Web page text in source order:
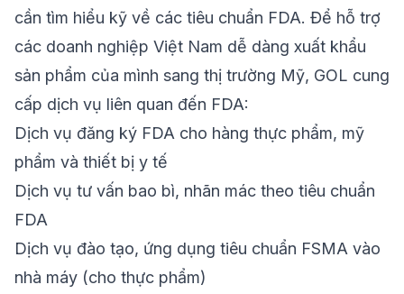
cần tìm hiểu kỹ về các tiêu chuẩn FDA. Để hỗ trợ
các doanh nghiệp Việt Nam dễ dàng xuất khẩu
sản phẩm của mình sang thị trường Mỹ, GOL cung
cấp dịch vụ liên quan đến FDA:
Dịch vụ đăng ký FDA cho hàng thực phẩm, mỹ
phẩm và thiết bị y tế
Dịch vụ tư vấn bao bì, nhãn mác theo tiêu chuẩn
FDA
Dịch vụ đào tạo, ứng dụng tiêu chuẩn FSMA vào
nhà máy (cho thực phẩm)